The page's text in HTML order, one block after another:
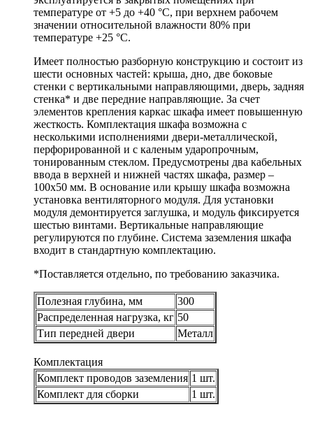
температуре от +5 до +40 °С, при верхнем рабочем
значении относительной влажности 80% при
температуре +25 °С.
Имеет полностью разборную конструкцию и состоит из
шести основных частей: крыша, дно, две боковые
стенки с вертикальными направляющими, дверь, задняя
стенка* и две передние направляющие. За счет
элементов крепления каркас шкафа имеет повышенную
жесткость. Комплектация шкафа возможна с
несколькими исполнениями двери-металлической,
перфорированной и с каленым ударопрочным,
тонированным стеклом. Предусмотрены два кабельных
ввода в верхней и нижней частях шкафа, размер –
100х50 мм. В основание или крышу шкафа возможна
установка вентиляторного модуля. Для установки
модуля демонтируется заглушка, и модуль фиксируется
шестью винтами. Вертикальные направляющие
регулируются по глубине. Система заземления шкафа
входит в стандартную комплектацию.
*Поставляется отдельно, по требованию заказчика.
Полезная глубина, мм
300
Распределенная нагрузка, кг 50
Тип передней двери
Металл
Комплектация
Комплект проводов заземления 1 шт.
Комплект для сборки
1 шт.